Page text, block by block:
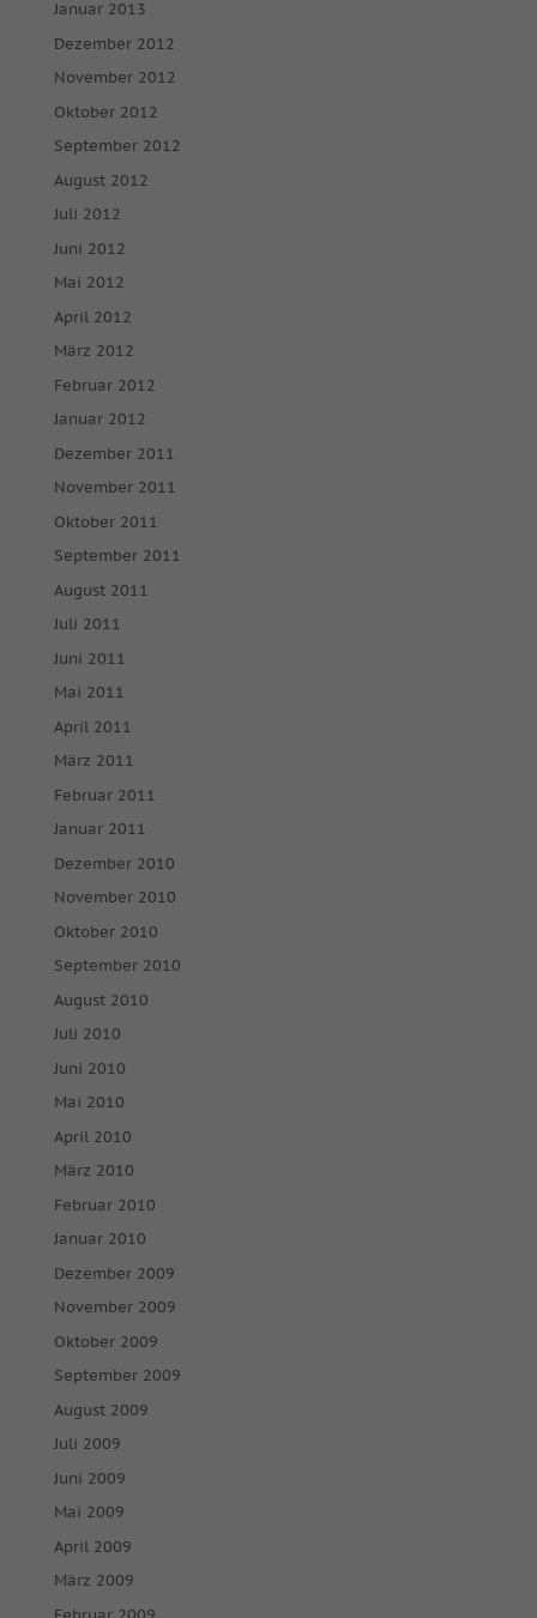
Januar 2013
Dezember 2012
November 2012
Oktober 2012
September 2012
August 2012
Juli 2012
Juni 2012
Mai 2012
April 2012
März 2012
Februar 2012
Januar 2012
Dezember 2011
November 2011
Oktober 2011
September 2011
August 2011
Juli 2011
Juni 2011
Mai 2011
April 2011
März 2011
Februar 2011
Januar 2011
Dezember 2010
November 2010
Oktober 2010
September 2010
August 2010
Juli 2010
Juni 2010
Mai 2010
April 2010
März 2010
Februar 2010
Januar 2010
Dezember 2009
November 2009
Oktober 2009
September 2009
August 2009
Juli 2009
Juni 2009
Mai 2009
April 2009
März 2009